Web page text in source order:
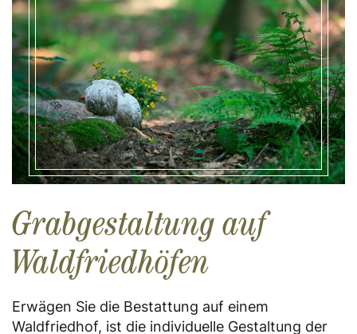
Grabgestaltung auf
Waldfriedhöfen
Erwägen Sie die Bestattung auf einem
Waldfriedhof, ist die individuelle Gestaltung der